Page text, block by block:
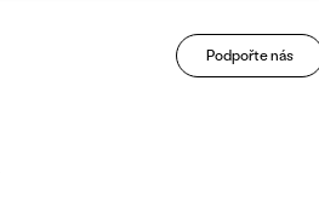
Podpořte nás